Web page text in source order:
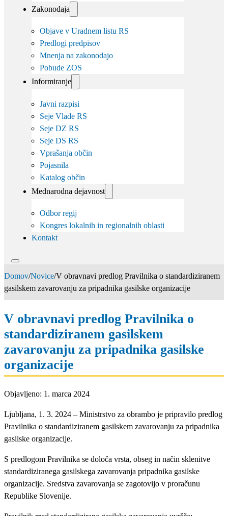
Zakonodaja
Objave v Uradnem listu RS
Predlogi predpisov
Mnenja na zakonodajo
Pobude ZOS
Informiranje
Javni razpisi
Seje Vlade RS
Seje DZ RS
Seje DS RS
Vprašanja občin
Pojasnila
Katalog občin
Mednarodna dejavnost
Odbor regij
Kongres lokalnih in regionalnih oblasti
Kontakt
Domov/Novice/V obravnavi predlog Pravilnika o standardiziranem
gasilskem zavarovanju za pripadnika gasilske organizacije
V obravnavi predlog Pravilnika o
standardiziranem gasilskem
zavarovanju za pripadnika gasilske
organizacije
Objavljeno: 1. marca 2024
Ljubljana, 1. 3. 2024 – Ministrstvo za obrambo je pripravilo predlog
Pravilnika o standardiziranem gasilskem zavarovanju za pripadnika
gasilske organizacije.
S predlogom Pravilnika se določa vrsta, obseg in način sklenitve
standardiziranega gasilskega zavarovanja pripadnika gasilske
organizacije. Sredstva zavarovanja se zagotovijo v proračunu
Republike Slovenije.